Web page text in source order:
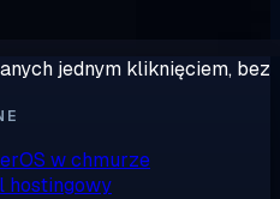
jednym kliknięciem, bez
w chmurze
hostingowy